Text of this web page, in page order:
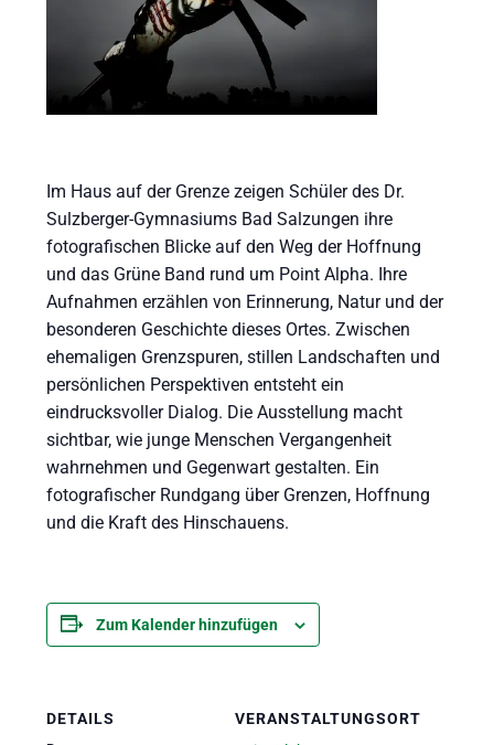
Im Haus auf der Grenze zeigen Schüler des Dr.
Sulzberger-Gymnasiums Bad Salzungen ihre
fotografischen Blicke auf den Weg der Hoffnung
und das Grüne Band rund um Point Alpha. Ihre
Aufnahmen erzählen von Erinnerung, Natur und der
besonderen Geschichte dieses Ortes. Zwischen
ehemaligen Grenzspuren, stillen Landschaften und
persönlichen Perspektiven entsteht ein
eindrucksvoller Dialog. Die Ausstellung macht
sichtbar, wie junge Menschen Vergangenheit
wahrnehmen und Gegenwart gestalten. Ein
fotografischer Rundgang über Grenzen, Hoffnung
und die Kraft des Hinschauens.
Zum Kalender hinzufügen
DETAILS
VERANSTALTUNGSORT